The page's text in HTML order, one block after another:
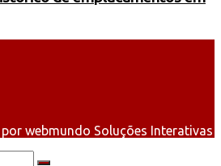
webmundo Soluções Interativas